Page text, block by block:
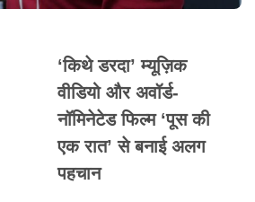
‘किथे डरदा’ म्यूज़िक
वीडियो और अवॉर्ड-
नॉमिनेटेड फिल्म ‘पूस की
एक रात’ से बनाई अलग
पहचान